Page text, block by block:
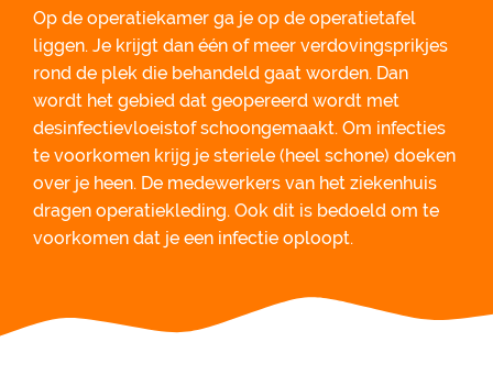
Op de operatiekamer ga je op de operatietafel
liggen. Je krijgt dan één of meer verdovingsprikjes
rond de plek die behandeld gaat worden. Dan
wordt het gebied dat geopereerd wordt met
desinfectievloeistof schoongemaakt. Om infecties
te voorkomen krijg je steriele (heel schone) doeken
over je heen. De medewerkers van het ziekenhuis
dragen operatiekleding. Ook dit is bedoeld om te
voorkomen dat je een infectie oploopt.